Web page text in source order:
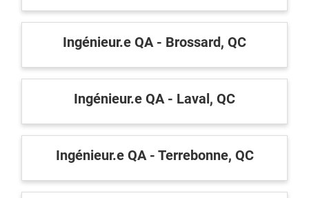
Ingénieur.e QA - Brossard, QC
Ingénieur.e QA - Laval, QC
Ingénieur.e QA - Terrebonne, QC